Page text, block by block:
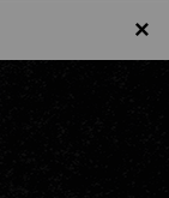
×
×